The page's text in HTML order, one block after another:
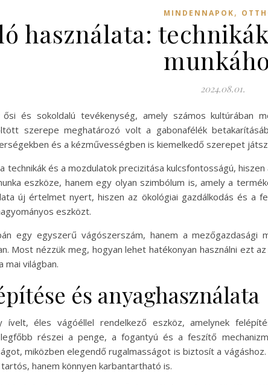
MINDENNAPOK,
használata:
2024.08.01.
és sokoldalú tevékenység, amely számos kultúrában
szerepe meghatározó volt a gabonafélék
és a kézművességben is kiemelkedő szerepet
technikák és a mozdulatok precizitása kulcsfontosságú,
eszköze, hanem egy olyan szimbólum is, amely a
új értelmet nyert, hiszen az ökológiai gazdálkodás és a
eszközt.
egy egyszerű vágószerszám, hanem a mezőgazdasági
Most nézzük meg, hogyan lehet hatékonyan használni ezt
mai világban.
és anyaghasználata
éles vágóéllel rendelkező eszköz, amelynek
részei a penge, a fogantyú és a feszítő
miközben elegendő rugalmasságot is biztosít a
hanem könnyen karbantartható is.